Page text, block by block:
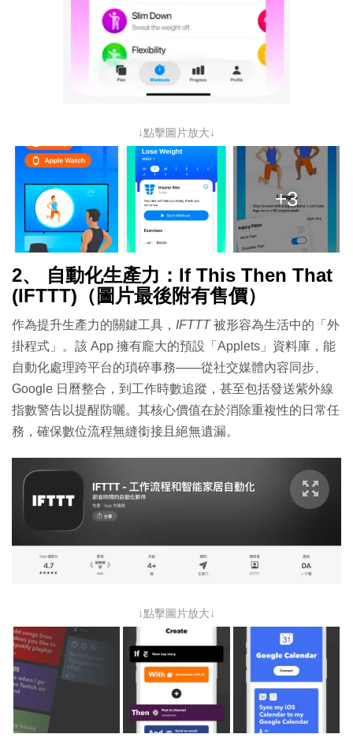
↓點擊圖片放大↓
+3
2、 自動化生產力：If This Then That
(IFTTT)（圖片最後附有售價）
作為提升生產力的關鍵工具， IFTTT被形容為生活中的「外
掛程式」。該 App 擁有龐大的預設「Applets」資料庫，能
自動化處理跨平台的瑣碎事務——從社交媒體內容同步、
Google 日曆整合，到工作時數追蹤，甚至包括發送紫外線
指數警告以提醒防曬。其核心價值在於消除重複性的日常任
務，確保數位流程無縫銜接且絕無遺漏。
↓點擊圖片放大↓